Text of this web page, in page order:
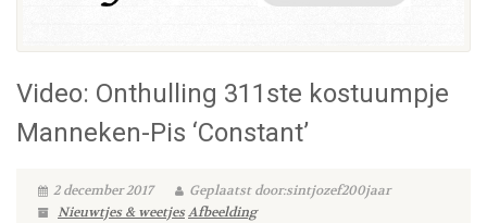
Video: Onthulling 311ste kostuumpje
Manneken-Pis ‘Constant’
2 december 2017
Geplaatst door:sintjozef200jaar
Nieuwtjes & weetjesAfbeelding